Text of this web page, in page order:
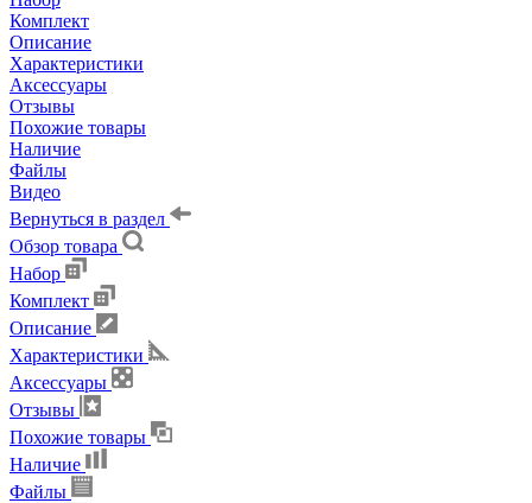
Комплект
Описание
Характеристики
Аксессуары
Отзывы
Похожие товары
Наличие
Файлы
Видео
Вернуться в раздел
Обзор товара
Набор
Комплект
Описание
Характеристики
Аксессуары
Отзывы
Похожие товары
Наличие
Файлы